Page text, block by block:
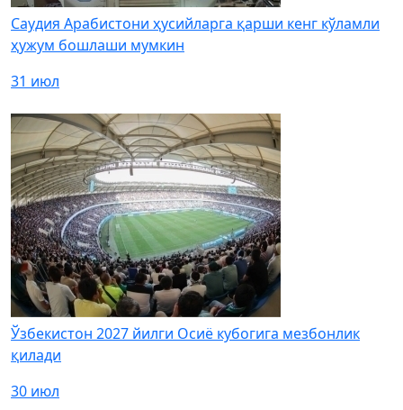
Саудия Арабистони ҳусийларга қарши кенг кўламли
ҳужум бошлаши мумкин
31 июл
Ўзбекистон 2027 йилги Осиё кубогига мезбонлик
қилади
30 июл